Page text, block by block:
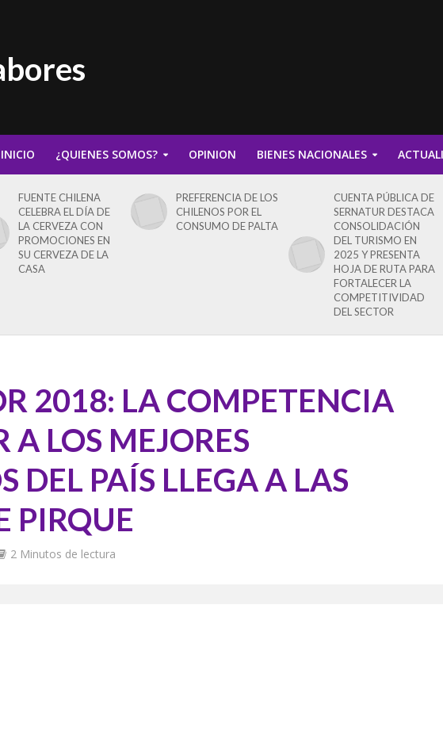
INICIO ¿QUIENES SOMOS? OPINION BIENES NACIONALES
FUENTE CHILENA
CELEBRA EL DÍA DE
LA CERVEZA CON
PROMOCIONES EN
SU CERVEZA DE LA
CASA
PREFERENCIA DE LOS
CHILENOS POR EL
CONSUMO DE PALTA
CUENTA PÚBLICA DE
SERNATUR DESTACA
CONSOLIDACIÓN
DEL TURISMO EN
2025 Y PRESENTA
HOJA DE RUTA PARA
FORTALECER LA
COMPETITIVIDAD
DEL SECTOR
2018: LA COMPETENCIA
A LOS MEJORES
DEL PAÍS LLEGA A LAS
PIRQUE
2 Minutos de lectura